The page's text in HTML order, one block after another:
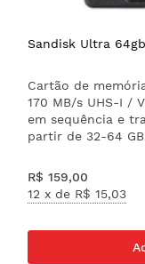
Sandisk Ultra
Cartão de
170 MB/s UHS-I /
em sequência e
partir de 32-64
R$ 159,00
12 x de R$ 15,03